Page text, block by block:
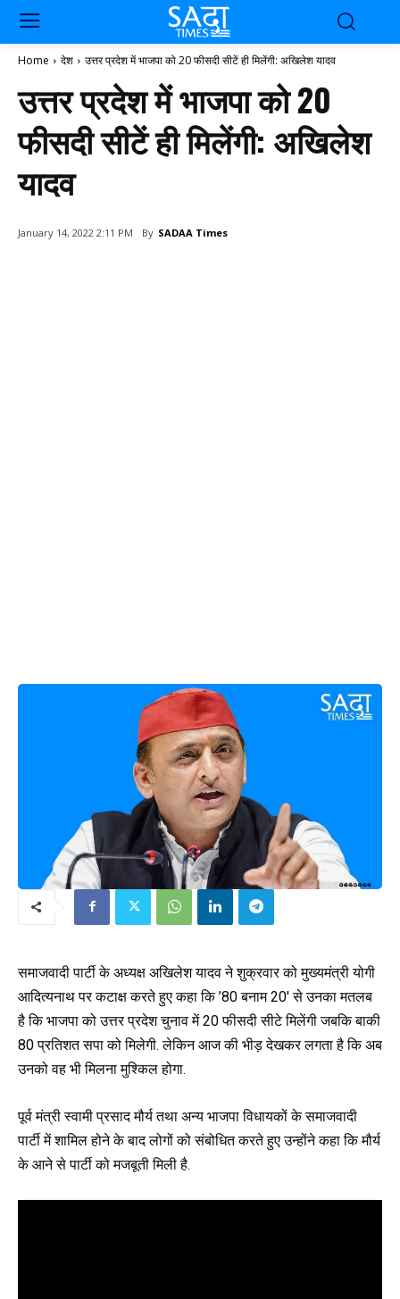
Home देश उत्तर प्रदेश में भाजपा को 20 फीसदी सीटें ही मिलेंगी: अखिलेश यादव
उत्तर प्रदेश में भाजपा को 20
फीसदी सीटें ही मिलेंगी: अखिलेश
यादव
January 14, 2022 2:11 PM By SADAA Times
समाजवादी पार्टी के अध्यक्ष अखिलेश यादव ने शुक्रवार को मुख्यमंत्री योगी
आदित्यनाथ पर कटाक्ष करते हुए कहा कि ’80 बनाम 20′ से उनका मतलब
है कि भाजपा को उत्तर प्रदेश चुनाव में 20 फीसदी सीटे मिलेंगी जबकि बाकी
80 प्रतिशत सपा को मिलेगी. लेकिन आज की भीड़ देखकर लगता है कि अब
उनको वह भी मिलना मुश्किल होगा.
पूर्व मंत्री स्वामी प्रसाद मौर्य तथा अन्य भाजपा विधायकों के समाजवादी
पार्टी में शामिल होने के बाद लोगों को संबोधित करते हुए उन्होंने कहा कि मौर्य
के आने से पार्टी को मजबूती मिली है.